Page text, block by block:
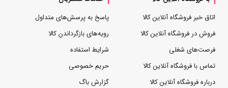
اتاق خبر فروشگاه آنلاین کالا
فروش در فروشگاه آنلاین کالا
فرصت‌های شغلی
تماس با فروشگاه آنلاین کالا
درباره فروشگاه آنلاین کالا
پاسخ به پرسش‌های متداول
رویه‌های بازگرداندن کالا
شرایط استفاده
حریم خصوصی
گزارش باگ